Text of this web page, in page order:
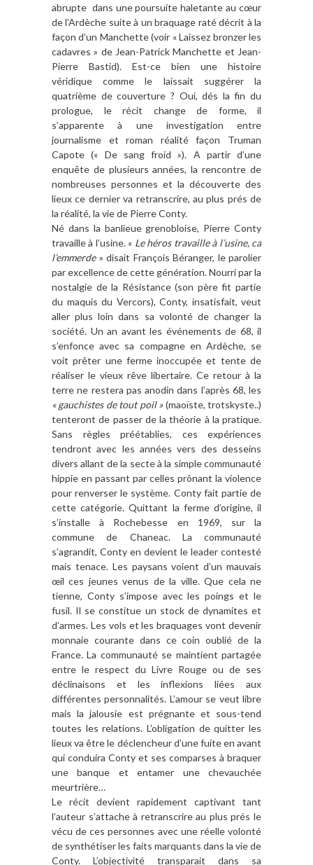
abrupte dans une poursuite haletante au cœur
de l’Ardèche suite à un braquage raté décrit à la
façon d’un Manchette (voir « Laissez bronzer les
cadavres » de Jean-Patrick Manchette et Jean-
Pierre Bastid). Est-ce bien une histoire
véridique comme le laissait suggérer la
quatrième de couverture ? Oui, dés la fin du
prologue, le récit change de forme, il
s’apparente à une investigation entre
journalisme et roman réalité façon Truman
Capote (« De sang froid »). A partir d’une
enquête de plusieurs années, la rencontre de
nombreuses personnes et la découverte des
lieux ce dernier va retranscrire, au plus prés de
la réalité, la vie de Pierre Conty.
Né dans la banlieue grenobloise, Pierre Conty
travaille à l’usine. « Le héros travaille à l’usine, ca
l’emmerde» disait François Béranger, le parolier
par excellence de cette génération. Nourri par la
nostalgie de la Résistance (son père fit partie
du maquis du Vercors), Conty, insatisfait, veut
aller plus loin dans sa volonté de changer la
société. Un an avant les événements de 68, il
s’enfonce avec sa compagne en Ardèche, se
voit prêter une ferme inoccupée et tente de
réaliser le vieux rêve libertaire. Ce retour à la
terre ne restera pas anodin dans l’après 68, les
« gauchistes de tout poil »(maoïste, trotskyste..)
tenteront de passer de la théorie à la pratique.
Sans règles préétablies, ces expériences
tendront avec les années vers des desseins
divers allant de la secte à la simple communauté
hippie en passant par celles prônant la violence
pour renverser le système. Conty fait partie de
cette catégorie. Quittant la ferme d’origine, il
s’installe à Rochebesse en 1969, sur la
commune de Chaneac. La communauté
s’agrandit, Conty en devient le leader contesté
mais tenace. Les paysans voient d’un mauvais
œil ces jeunes venus de la ville. Que cela ne
tienne, Conty s’impose avec les poings et le
fusil. Il se constitue un stock de dynamites et
d’armes. Les vols et les braquages vont devenir
monnaie courante dans ce coin oublié de la
France. La communauté se maintient partagée
entre le respect du Livre Rouge ou de ses
déclinaisons et les inflexions liées aux
différentes personnalités. L’amour se veut libre
mais la jalousie est prégnante et sous-tend
toutes les relations. L’obligation de quitter les
lieux va être le déclencheur d’une fuite en avant
qui conduira Conty et ses comparses à braquer
une banque et entamer une chevauchée
meurtrière…
Le récit devient rapidement captivant tant
l’auteur s’attache à retranscrire au plus prés le
vécu de ces personnes avec une réelle volonté
de synthétiser les faits marquants dans la vie de
Conty. L’objectivité transparait dans sa